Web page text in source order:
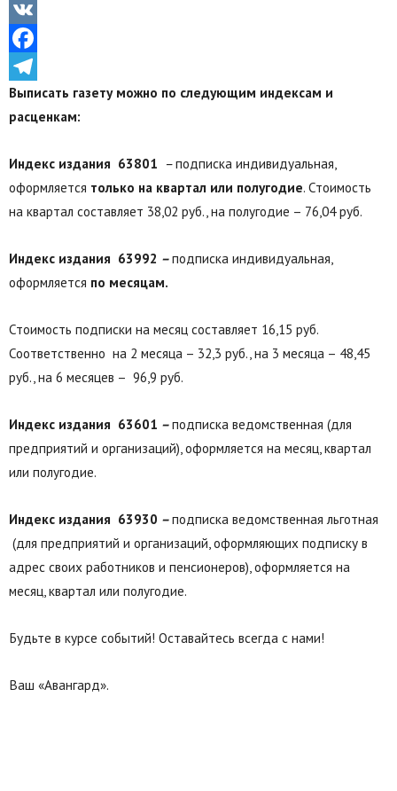
Odnoklassniki
VK
Facebook
Telegram
Выписать газету можно по следующим индексам и
расценкам:
Индекс издания 63801 –подписка индивидуальная,
оформляется только на квартал или полугодие. Стоимость
на квартал составляет 38,02 руб., на полугодие – 76,04 руб.
Индекс издания 63992 –подписка индивидуальная,
оформляется по месяцам.
Стоимость подписки на месяц составляет 16,15 руб.
Соответственно на 2 месяца – 32,3 руб., на 3 месяца – 48,45
руб., на 6 месяцев – 96,9 руб.
Индекс издания 63601 –подписка ведомственная (для
предприятий и организаций), оформляется на месяц, квартал
или полугодие.
Индекс издания 63930 –подписка ведомственная льготная
(для предприятий и организаций, оформляющих подписку в
адрес своих работников и пенсионеров), оформляется на
месяц, квартал или полугодие.
Будьте в курсе событий! Оставайтесь всегда с нами!
Ваш «Авангард».